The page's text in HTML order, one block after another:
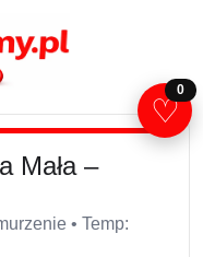
Mała –
• Temp:
♡
0